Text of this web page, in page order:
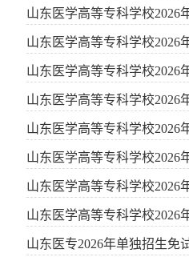
山东医学高等专科学校2026
山东医学高等专科学校2026
山东医学高等专科学校2026
山东医学高等专科学校2026
山东医学高等专科学校2026
山东医学高等专科学校2026
山东医学高等专科学校2026
山东医学高等专科学校2026
山东医专2026年单独招生免